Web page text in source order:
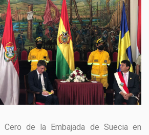
DEL CONOCIMIENTO
Cero de la Embajada de Suecia en